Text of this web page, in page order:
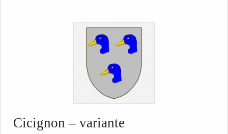
Cicignon – variante